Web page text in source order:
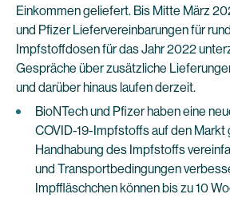
Einkommen geliefert. Bis Mitte März
und Pfizer Liefervereinbarungen für
Impfstoffdosen für das Jahr 2022
Gespräche über zusätzliche
und darüber hinaus laufen derzeit.
BioNTech und Pfizer haben eine
COVID-19-Impfstoffs auf den Markt
Handhabung des Impfstoffs
und Transportbedingungen
Impffläschchen können bis zu 10